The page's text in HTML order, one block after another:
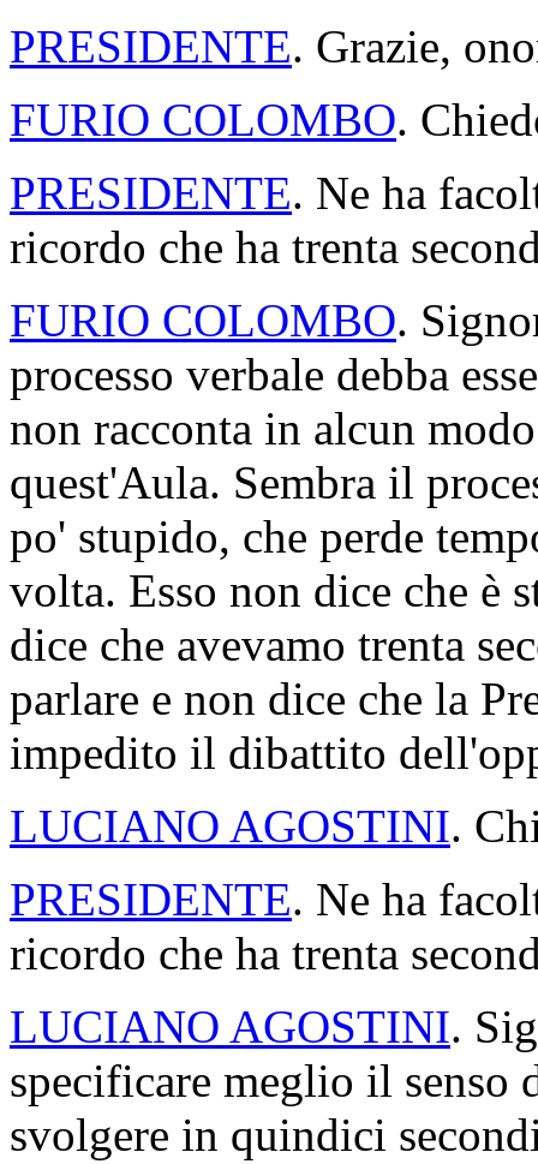
PRESIDENTE. Grazie,
FURIO COLOMBO.
PRESIDENTE. Ne ha
ricordo che ha trenta
FURIO COLOMBO.
processo verbale debba
non racconta in alcun
quest'Aula. Sembra il
po' stupido, che perde
volta. Esso non dice che è
dice che avevamo trenta
parlare e non dice che la
impedito il dibattito
LUCIANO AGOSTINI.
PRESIDENTE. Ne ha
ricordo che ha trenta
LUCIANO AGOSTINI.
specificare meglio il
svolgere in quindici